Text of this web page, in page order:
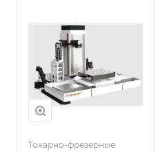
Токарно-фрезерные